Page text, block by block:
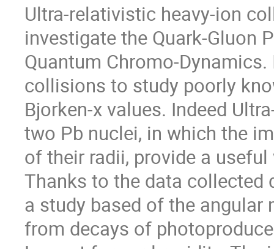
Ultra-relativistic heavy-ion
investigate the Quark-Gluon
Quantum Chromo-
collisions to study poorly
Bjorken-x values. Indeed
two Pb nuclei, in which the
of their radii, provide a
Thanks to the data collected
a study based of the
from decays of